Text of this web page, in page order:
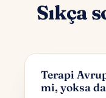
Sıkça
Terapi
mi, yoksa